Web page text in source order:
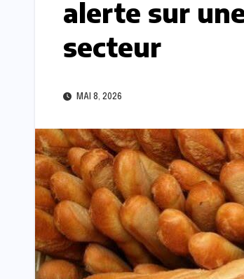
alerte sur
secteur
MAI 8, 2026